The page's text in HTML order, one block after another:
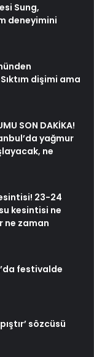
Sung,
deneyimini
dişimi ama
SON DAKİKA!
yağmur
ne
23-24
kesintisi ne
ne zaman
festivalde
sözcüsü